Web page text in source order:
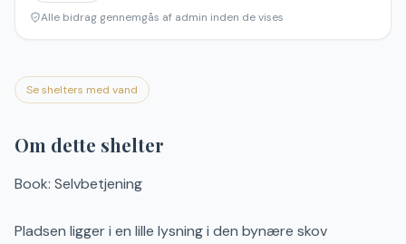
Alle bidrag gennemgås af admin inden de vises
Se shelters med vand
Om dette shelter
Book: Selvbetjening
Pladsen ligger i en lille lysning i den bynære skov